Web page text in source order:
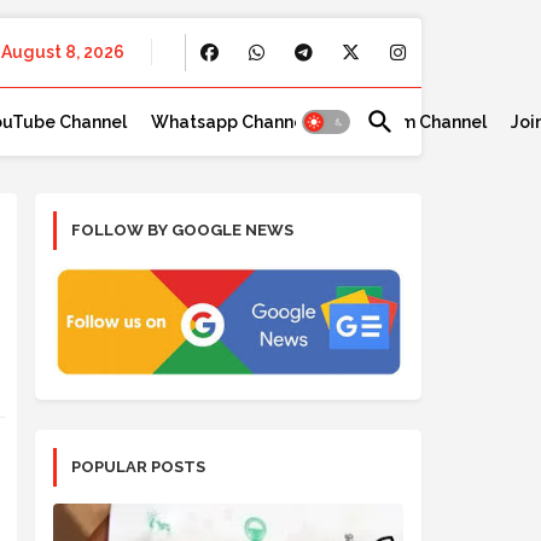
August 8, 2026
Channel Whatsapp Channel Telegram Channel
FOLLOW BY GOOGLE NEWS
POPULAR POSTS